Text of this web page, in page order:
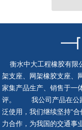
隔震支
衡水中大工程橡胶有限
架支座、网架橡胶支座、
家集产品生产、销售于一
评。 我公司产品在公路
泛使用，我们继续坚持“
力合作，为我国的交通